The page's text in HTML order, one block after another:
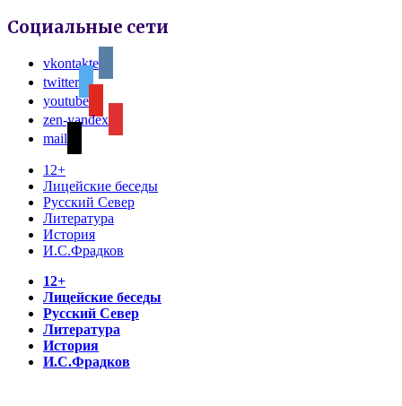
Социальные сети
vkontakte
twitter
youtube
zen-yandex
mail
12+
Лицейские беседы
Русский Север
Литература
История
И.С.Фрадков
12+
Лицейские беседы
Русский Север
Литература
История
И.С.Фрадков